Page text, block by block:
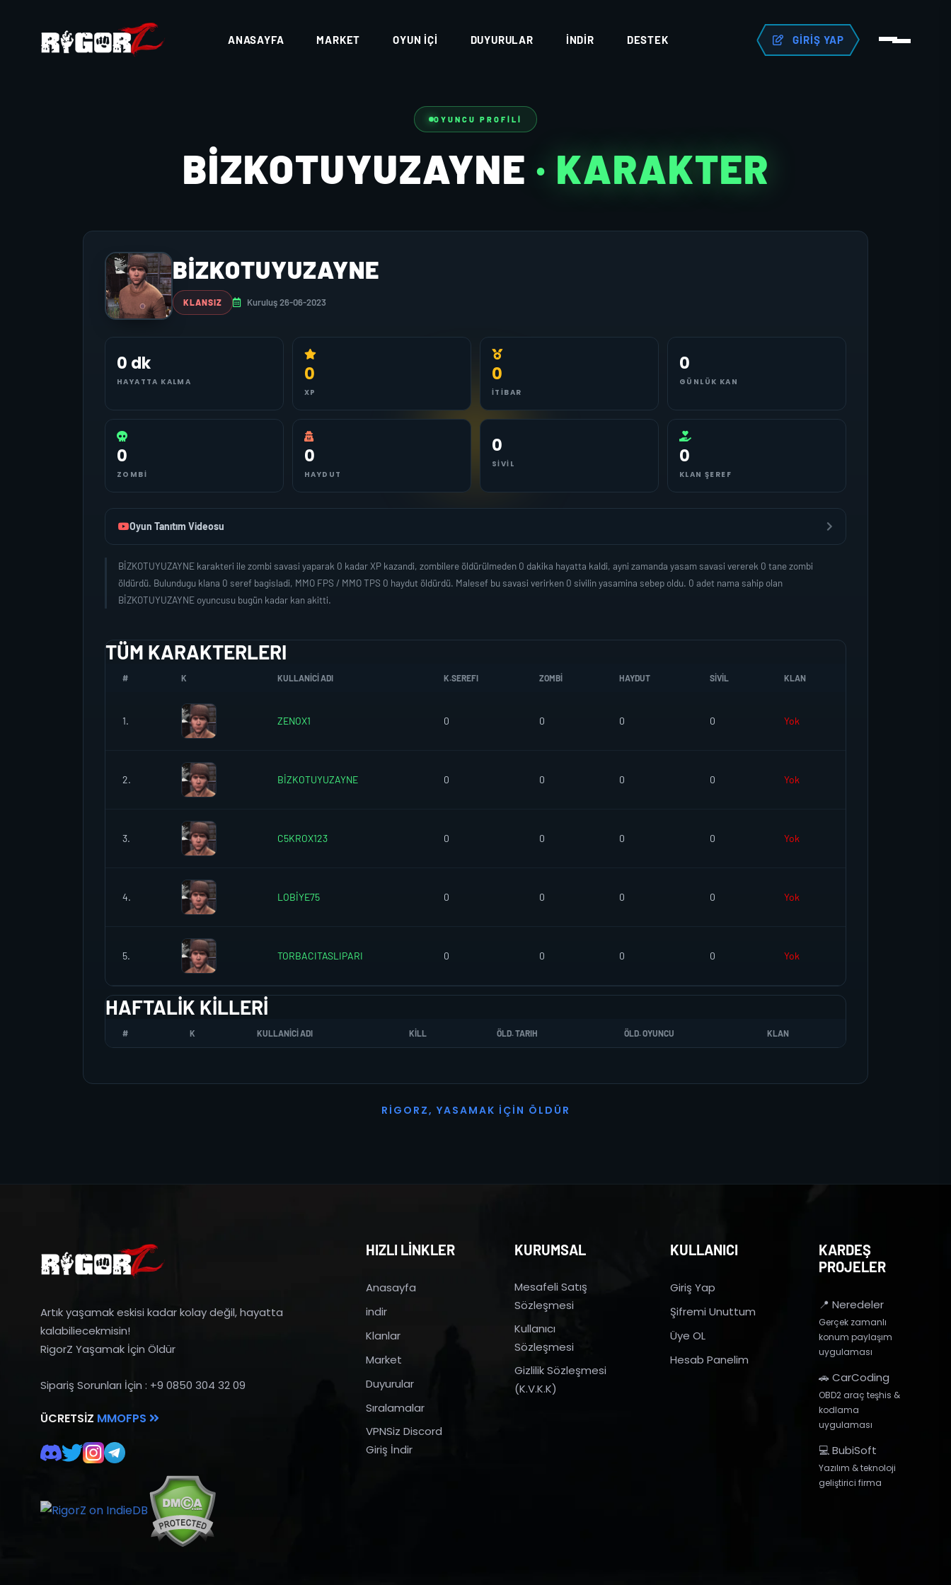
ANASAYFA MARKET OYUN İÇI DUYURULAR İNDIR DESTEK GIRIŞ YAP
OYUNCU PROFILI
BİZKOTUYUZAYNE · KARAKTER
BİZKOTUYUZAYNE
KLANSIZ Kuruluş 26-06-2023
0 dk
HAYATTA KALMA 0
XP
0
İTIBAR
0
GÜNLÜK KAN
0
ZOMBI
0
HAYDUT
0
SIVIL 0
KLAN ŞEREF
Oyun Tanıtım Videosu
BİZKOTUYUZAYNE karakteri ile zombi savasi yaparak 0 kadar XP kazandi, zombilere öldürülmeden 0 dakika hayatta kaldi, ayni zamanda yasam savasi vererek 0 tane zombi
öldürdü. Bulundugu klana 0 seref bagisladi, MMO FPS / MMO TPS 0 haydut öldürdü. Malesef bu savasi verirken 0 sivilin yasamina sebep oldu. 0 adet nama sahip olan
BİZKOTUYUZAYNE oyuncusu bugün kadar kan akitti.
TÜM KARAKTERLERI
# K KULLANICI ADI K.SEREFI ZOMBI HAYDUT SIVIL KLAN
1. ZENOX1 0 0 0 0 Yok
2. BİZKOTUYUZAYNE 0 0 0 0 Yok
3. C5KROX123 0 0 0 0 Yok
4. LOBİYE75 0 0 0 0 Yok
5. TORBACITASLIPARI 0 0 0 0 Yok
HAFTALIK KILLERI
# K KULLANICI ADI KILL ÖLD. TARIH ÖLD. OYUNCU KLAN
R I G O R Z, YASAMAK İ ÇI N Ö L D Ü R
Artık yaşamak eskisi kadar kolay değil, hayatta
kalabiliecekmisin!
RigorZ Yaşamak İçin Öldür
Sipariş Sorunları İçin : +9 0850 304 32 09
ÜCRETSIZ MMOFPS
HIZLI LİNKLER
Anasayfa
indir
Klanlar
Market
Duyurular
Sıralamalar
VPNSiz Discord
Giriş İndir
KURUMSAL
Mesafeli Satış
Sözleşmesi
Kullanıcı
Sözleşmesi
Gizlilik Sözleşmesi
(K.V.K.K)
KULLANICI
Giriş Yap
Şifremi Unuttum
Üye OL
Hesab Panelim
KARDEŞ
PROJELER
📍 Neredeler
Gerçek zamanlı
konum paylaşım
uygulaması
🚗 CarCoding
OBD2 araç teşhis &
kodlama
uygulaması
💻 BubiSoft
Yazılım & teknoloji
geliştirici firma